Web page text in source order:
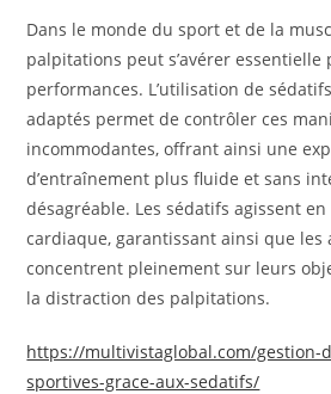
Dans le monde du sport et de la
palpitations peut s’avérer essentielle
performances. L’utilisation de
adaptés permet de contrôler ces
incommodantes, offrant ainsi une
d’entraînement plus fluide et sans
désagréable. Les sédatifs agissent
cardiaque, garantissant ainsi que les
concentrent pleinement sur leurs
la distraction des palpitations.
https://multivistaglobal.com/gestion-
sportives-grace-aux-sedatifs/